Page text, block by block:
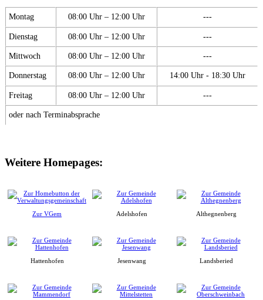
Montag 08:00 Uhr – 12:00 Uhr ---
Dienstag 08:00 Uhr – 12:00 Uhr ---
Mittwoch 08:00 Uhr – 12:00 Uhr ---
Donnerstag 08:00 Uhr – 12:00 Uhr 14:00 Uhr - 18:30 Uhr
Freitag 08:00 Uhr – 12:00 Uhr ---
oder nach Terminabsprache
Weitere Homepages:
Zur VGem Adelshofen Althegnenberg
Hattenhofen Jesenwang Landsberied